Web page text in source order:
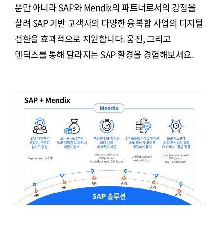
뿐만 아니라 SAP와 Mendix의 파트너로서의 강점을
살려 SAP 기반 고객사의 다양한 융복합 사업의 디지털
전환을 효과적으로 지원합니다. 웅진, 그리고
멘딕스를 통해 달라지는 SAP 환경을 경험해보세요.